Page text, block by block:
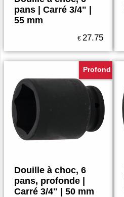
pans | Carré 3/4" |
55 mm
€ 27.75
Profond
Douille à choc, 6
pans, profonde |
Carré 3/4" | 50 mm